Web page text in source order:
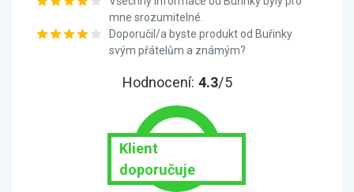
mne srozumitelné.
Doporučil/a byste produkt od Buřinky
svým přátelům a známým?
Hodnocení: 4.3/5
Klient
doporučuje